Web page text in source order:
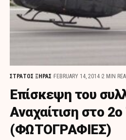
ΣΤΡΑΤΟΣ ΞΗΡΑΣ FEBRUARY 14, 2014 2 MIN
Επίσκεψη του
Αναχαίτιση στο
(ΦΩΤΟΓΡΑΦΙΕΣ)